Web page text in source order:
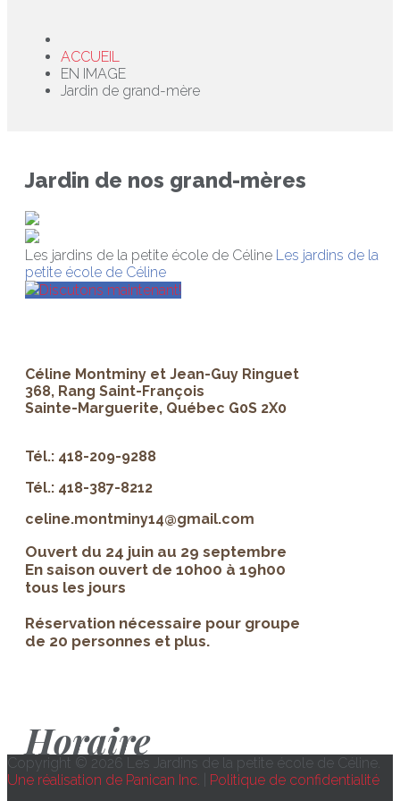
ACCUEIL
EN IMAGE
Jardin de grand-mère
Jardin de nos grand-mères
Les jardins de la petite école de Céline Les jardins de la
petite école de Céline
Discutons maintenant!
Céline Montminy et Jean-Guy Ringuet
368, Rang Saint-François
Sainte-Marguerite, Québec G0S 2X0
Tél.: 418-209-9288
Tél.: 418-387-8212
celine.montminy14@gmail.com
Ouvert du 24 juin au 29 septembre
En saison ouvert de 10h00 à 19h00
tous les jours
Réservation nécessaire pour groupe
de 20 personnes et plus.
Horaire
Copyright © 2026 Les Jardins de la petite école de Céline.
Une réalisation de Panican Inc.
Politique de confidentialité